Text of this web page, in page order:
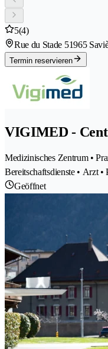
5(4)
Rue du Stade 51965
Termin reservieren
VIGIMED -
Medizinisches Zentrum •
Bereitschaftsdienste • Arzt
Geöffnet